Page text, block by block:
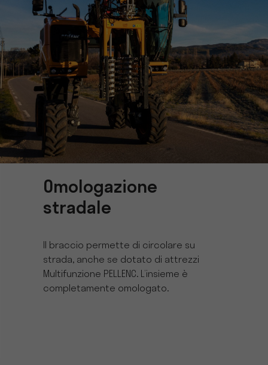
Omologazione
stradale
Il braccio permette di circolare su
strada, anche se dotato di attrezzi
Multifunzione PELLENC. L’insieme è
completamente omologato.